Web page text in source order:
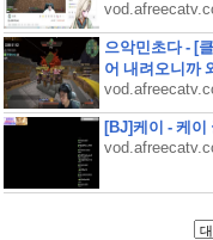
으악민초다 - [
어 내려오니까
[BJ]케이 - 케이